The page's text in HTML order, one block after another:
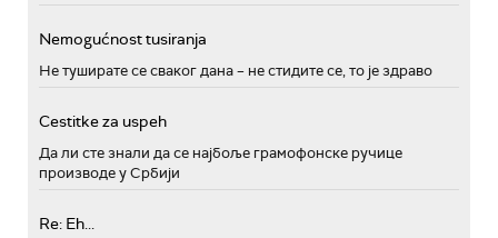
Nemogućnost tusiranja
Не туширате се сваког дана – не стидите се, то је здраво
Cestitke za uspeh
Да ли сте знали да се најбоље грамофонске ручице
производе у Србији
Re: Eh...